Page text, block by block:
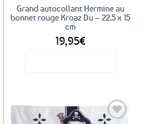
Grand autocollant Hermine au
bonnet rouge Kroaz Du – 22.5 x 15
cm
19,95€